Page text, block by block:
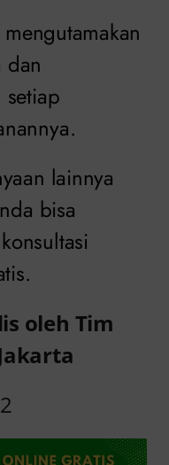
dan
setiap
lainnya
bisa
oleh Tim